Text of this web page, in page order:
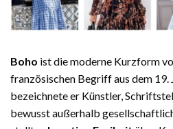
Boho ist die moderne Kurzform
französischen Begriff aus dem 19.
bezeichnete er Künstler,
bewusst außerhalb